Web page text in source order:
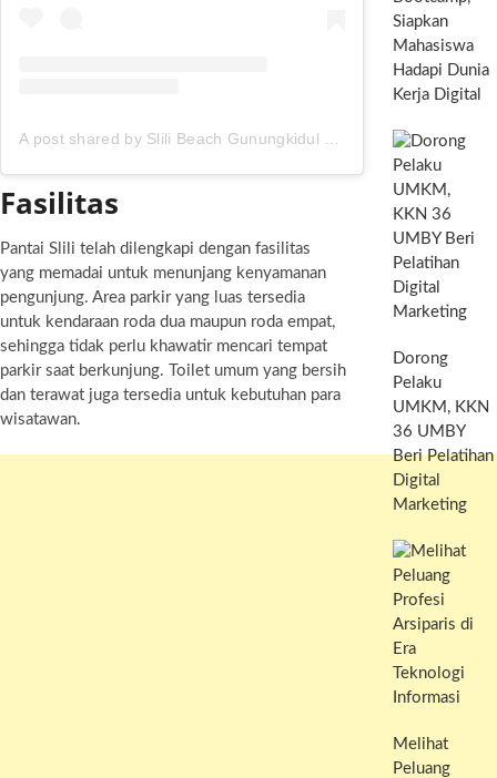
A post shared by Slili Beach Gunungkidul (@pantai_slili)
Fasilitas
Pantai Slili telah dilengkapi dengan fasilitas
yang memadai untuk menunjang kenyamanan
pengunjung. Area parkir yang luas tersedia
untuk kendaraan roda dua maupun roda empat,
sehingga tidak perlu khawatir mencari tempat
parkir saat berkunjung. Toilet umum yang bersih
dan terawat juga tersedia untuk kebutuhan para
wisatawan.
Siapkan
Mahasiswa
Hadapi Dunia
Kerja Digital
Dorong
Pelaku
UMKM, KKN
36 UMBY
Beri Pelatihan
Digital
Marketing
Melihat
Peluang